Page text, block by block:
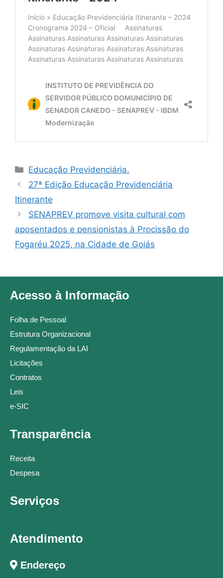
Educação Previdenciária.
27ª Edição Educação Previdenciária
Itinerante
SENAPREV promove visita cultural com
aposentados e pensionistas à Procissão do
Fogaréu 2025, na Cidade de Goiás
Acesso à Informação
Folha de Pessoal
Estrutura Organizacional
Regulamentação da LAI
Licitações
Contratos
Leis
e-SIC
Transparência
Receita
Despesa
Serviços
Atendimento
Endereço